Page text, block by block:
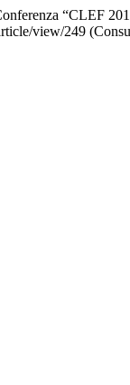
“CLEF
view/249